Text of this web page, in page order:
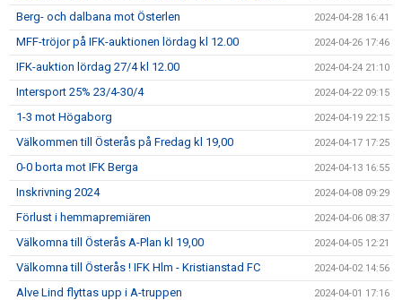
Berg- och dalbana mot Österlen 2024-04-28 16:41
MFF-tröjor på IFK-auktionen lördag kl 12.00 2024-04-26 17:46
IFK-auktion lördag 27/4 kl 12.00 2024-04-24 21:10
Intersport 25% 23/4-30/4 2024-04-22 09:15
1-3 mot Högaborg 2024-04-19 22:15
Välkommen till Österås på Fredag kl 19,00 2024-04-17 17:25
0-0 borta mot IFK Berga 2024-04-13 16:55
Inskrivning 2024 2024-04-08 09:29
Förlust i hemmapremiären 2024-04-06 08:37
Välkomna till Österås A-Plan kl 19,00 2024-04-05 12:21
Välkomna till Österås ! IFK Hlm - Kristianstad FC 2024-04-02 14:56
Alve Lind flyttas upp i A-truppen 2024-04-01 17:16